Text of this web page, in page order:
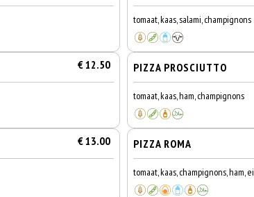
tomaat, kaas, salami, champignons
€ 12.50 PIZZA PROSCIUTTO
tomaat, kaas, ham, champignons
€ 13.00 PIZZA ROMA
tomaat, kaas, champignons, ham, ei